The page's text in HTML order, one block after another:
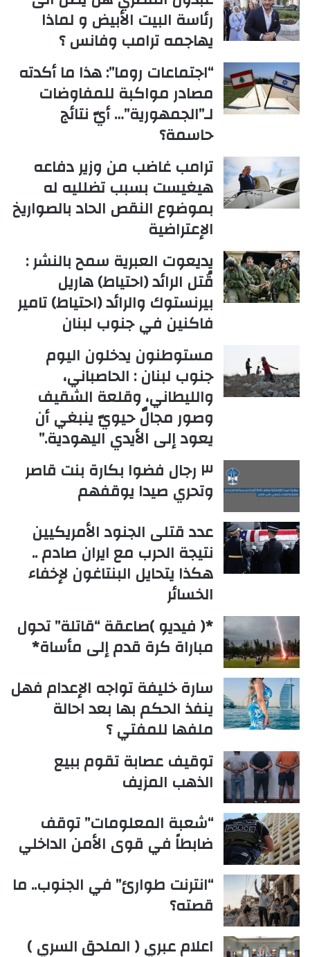
رئاسة البيت الأبيض و لماذا
يهاجمه ترامب وفانس ؟
“اجتماعات روما”: هذا ما أكدته
مصادر مواكبة للمفاوضات
لـ”الجمهورية”… أيّ نتائج
حاسمة؟
ترامب غاضب من وزير دفاعه
هيغيست بسبب تضلليه له
بموضوع النقص الحاد بالصواريخ
الإعتراضية
يديعوت العبرية سمح بالنشر :
قُتل الرائد (احتياط) هاريل
بيرنستوك والرائد (احتياط) تامير
فاكنين في جنوب لبنان
مستوطنون يدخلون اليوم
جنوب لبنان : الحاصباني،
والليطاني، وقلعة الشقيف
وصور مجالٌ حيويّ ينبغي أن
يعود إلى الأيدي اليهودية.”
٣ رجال فضوا بكارة بنت قاصر
وتحري صيدا يوقفهم
عدد قتلى الجنود الأمريكيين
نتيجة الحرب مع ايران صادم ..
هكذا يتحايل البنتاغون لإخفاء
الخسائر
*( فيديو )صاعقة “قاتلة” تحول
مباراة كرة قدم إلى مأساة*
سارة خليفة تواجه الإعدام فهل
ينفذ الحكم بها بعد احالة
ملفها للمفتي ؟
توقيف عصابة تقوم ببيع
الذهب المزيف
“شعبة المعلومات” توقف
ضابطاً في قوى الأمن الداخلي
“انترنت طوارئ” في الجنوب.. ما
قصته؟
اعلام عبري ( الملحق السري )